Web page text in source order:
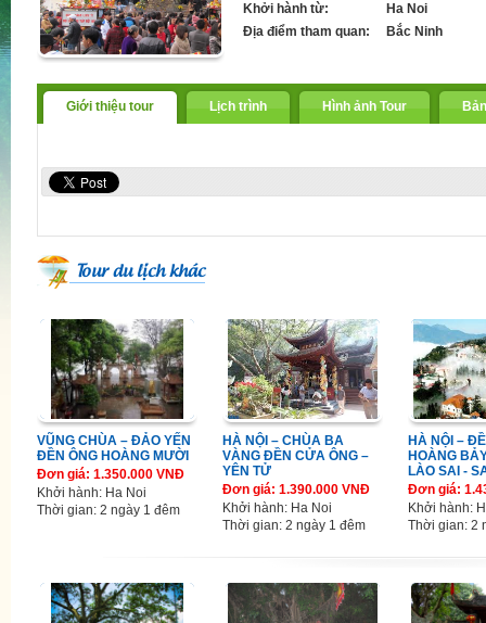
Khởi hành từ:
Ha Noi
Địa điểm tham quan:
Bắc Ninh
Giới thiệu tour Lịch trình Hình ảnh Tour
Tour du lịch khác
VŨNG CHÙA – ĐẢO YẾN
ĐỀN ÔNG HOÀNG MƯỜI
Đơn giá: 1.350.000 VNĐ
Khởi hành: Ha Noi
Thời gian: 2 ngày 1 đêm
HÀ NỘI – CHÙA BA
VÀNG ĐỀN CỬA ÔNG –
YÊN TỬ
Đơn giá: 1.390.000 VNĐ
Khởi hành: Ha Noi
Thời gian: 2 ngày 1 đêm
HÀ NỘI –
HOÀNG
LÀO SAI -
Đơn giá:
Khởi hành:
Thời gian: 2